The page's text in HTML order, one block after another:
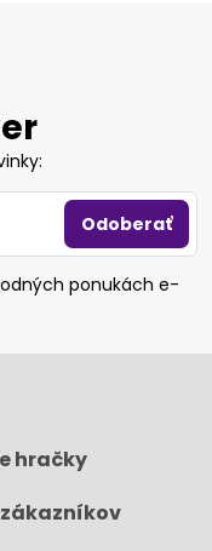
Odoberať
ponukách e-
hračky
zákazníkov